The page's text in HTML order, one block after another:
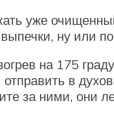
уже
ну или
на 175
отправить в
за ними, они